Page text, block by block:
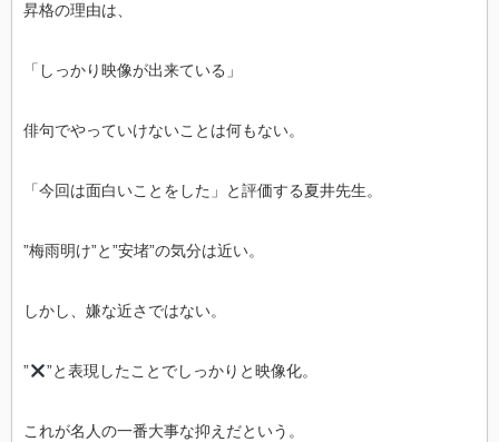
昇格の理由は、
「しっかり映像が出来ている」
俳句でやっていけないことは何もない。
「今回は面白いことをした」と評価する夏井先生。
”梅雨明け”と”安堵”の気分は近い。
しかし、嫌な近さではない。
” ”と表現したことでしっかりと映像化。
これが名人の一番大事な抑えだという。